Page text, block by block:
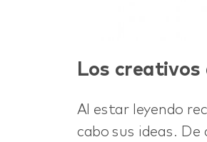
Los creativos
Al estar leyendo
cabo sus ideas. De